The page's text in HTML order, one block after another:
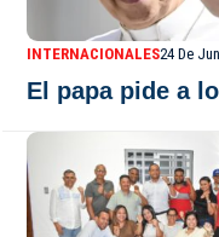
INTERNACIONALES24 De
El papa pide a